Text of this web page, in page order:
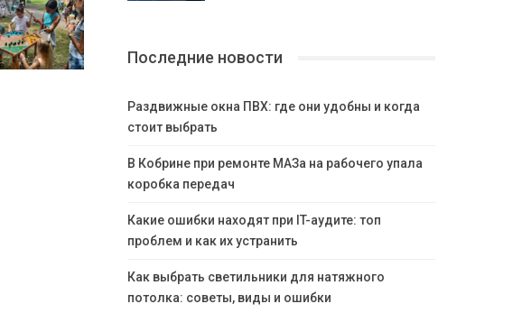
Последние новости
Раздвижные окна ПВХ: где они удобны и когда
стоит выбрать
В Кобрине при ремонте МАЗа на рабочего упала
коробка передач
Какие ошибки находят при IT-аудите: топ
проблем и как их устранить
Как выбрать светильники для натяжного
потолка: советы, виды и ошибки